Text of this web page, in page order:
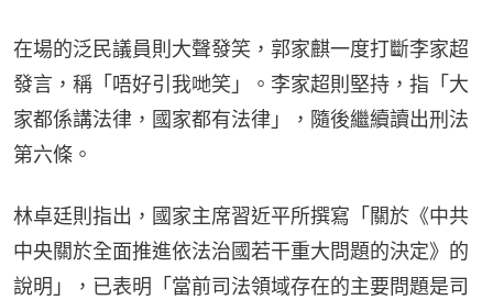
在場的泛民議員則大聲發笑，郭家麒一度打斷李家超
發言，稱「唔好引我哋笑」。李家超則堅持，指「大
家都係講法律，國家都有法律」，隨後繼續讀出刑法
第六條。
林卓廷則指出，國家主席習近平所撰寫「關於《中共
中央關於全面推進依法治國若干重大問題的決定》的
說明」，已表明「當前司法領域存在的主要問題是司